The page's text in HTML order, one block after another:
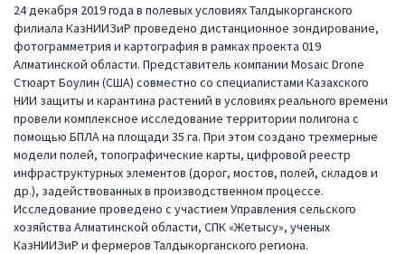
24 декабря 2019 года в полевых условиях Талдыкорганского
филиала КазНИИЗиР проведено дистанционное зондирование,
фотограмметрия и картография в рамках проекта 019
Алматинской области. Представитель компании Mosaic Drone
Стюарт Боулин (США) совместно со специалистами Казахского
НИИ защиты и карантина растений в условиях реального времени
провели комплексное исследование территории полигона с
помощью БПЛА на площади 35 га. При этом создано трехмерные
модели полей, топографические карты, цифровой реестр
инфраструктурных элементов (дорог, мостов, полей, складов и
др.), задействованных в производственном процессе.
Исследование проведено с участием Управления сельского
хозяйства Алматинской области, СПК «Жетысу», ученых
КазНИИЗиР и фермеров Талдыкорганского региона.